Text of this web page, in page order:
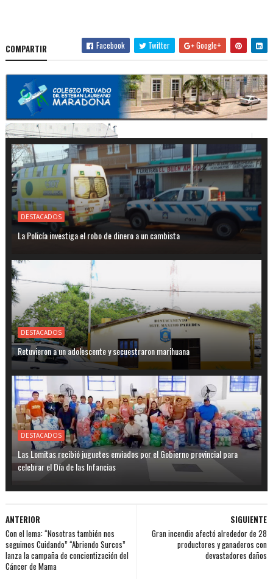
COMPARTIR Facebook Twitter Google+
DESTACADOS
La Policía investiga el robo de dinero a un cambista
DESTACADOS
Retuvieron a un adolescente y secuestraron marihuana
DESTACADOS
Las Lomitas recibió juguetes enviados por el Gobierno provincial para
celebrar el Día de las Infancias
SIGUIENTE
Gran incendio afectó alrededor de 28
productores y ganaderos con
devastadores daños
ANTERIOR
Con el lema: “Nosotras también nos
seguimos Cuidando” “Abriendo Surcos”
lanza la campaña de concientización del
Cáncer de Mama